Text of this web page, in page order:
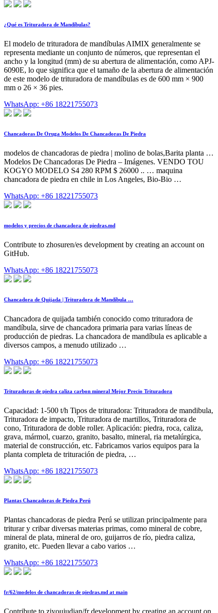
¿Qué es Trituradora de Mandíbulas?
El modelo de trituradora de mandíbulas AIMIX generalmente se
representa mediante un conjunto de números, que representan el
ancho y la longitud (mm) de su abertura de alimentación, como APJ-
6090E, lo que significa que el tamaño de la abertura de alimentación
de este modelo de trituradora de mandíbulas es de 600 mm × 900
mm o 26 × 36 pies.
WhatsApp: +86 18221755073
Chancadoras De Oruga Modelos De Chancadoras De Piedra
modelos de chancadoras de piedra | molino de bolas,Barita planta …
Modelos De Chancadoras De Piedra – Imágenes. VENDO TOU
KOGYO MODELO S4 280 RPM $ 26000 .. … maquina
chancadora de piedra en chile in Los Angeles, Bio-Bio …
WhatsApp: +86 18221755073
modelos y precios de chancadora de piedras.md
Contribute to zhosuren/es development by creating an account on
GitHub.
WhatsApp: +86 18221755073
Chancadora de Quijada | Trituradora de Mandíbula …
Chancadora de quijada también conocido como trituradora de
mandíbula, sirve de chancadora primaria para varias líneas de
producción de piedras. La chancadora de mandíbula es aplicable a
diversos campos, a menudo utilizado …
WhatsApp: +86 18221755073
Trituradoras de piedra caliza carbon mineral Mejor Precio Trituradora
Capacidad: 1-500 t/h Tipos de trituradora: Trituradora de mandibula,
Trituradora de impacto, Trituradora de martillos, Trituradora de
cono, Trituradora de doble roller. Aplicación: piedra, roca, caliza,
grava, mármol, cuarzo, granito, basalto, mineral, ria metalúrgica,
material de construcción, etc. Fabricamos varios equipos para la
planta completa de trituración de piedra, …
WhatsApp: +86 18221755073
Plantas Chancadoras de Piedra Perú
Plantas chancadoras de piedra Perú se utilizan principalmente para
triturar y cribar diversas materias primas, como mineral de cobre,
mineral de plata, mineral de oro, guijarros de río, piedra caliza,
granito, etc. Pueden llevar a cabo varios …
WhatsApp: +86 18221755073
fr/62/modelos de chancadoras de piedras.md at main
Contribute to ziyoujudian/fr development by creating an account on